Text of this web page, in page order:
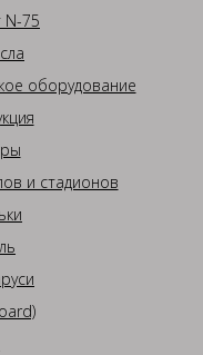
75
оборудование
и стадионов